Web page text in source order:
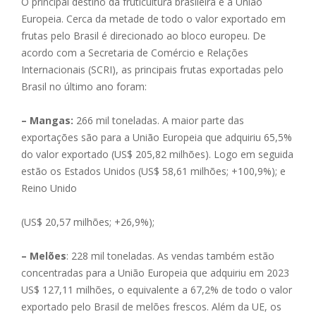
Europeia. Cerca da metade de todo o valor exportado em
frutas pelo Brasil é direcionado ao bloco europeu. De
acordo com a Secretaria de Comércio e Relações
Internacionais (SCRI), as principais frutas exportadas pelo
Brasil no último ano foram:
– Mangas: 266 mil toneladas. A maior parte das
exportações são para a União Europeia que adquiriu 65,5%
do valor exportado (US$ 205,82 milhões). Logo em seguida
estão os Estados Unidos (US$ 58,61 milhões; +100,9%); e
Reino Unido
(US$ 20,57 milhões; +26,9%);
– Melões: 228 mil toneladas. As vendas também estão
concentradas para a União Europeia que adquiriu em 2023
US$ 127,11 milhões, o equivalente a 67,2% de todo o valor
exportado pelo Brasil de melões frescos. Além da UE, os